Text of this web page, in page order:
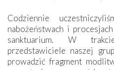
Codziennie
nabożeństwach i
sanktuarium. W
przedstawiciele naszej
prowadzić fragment